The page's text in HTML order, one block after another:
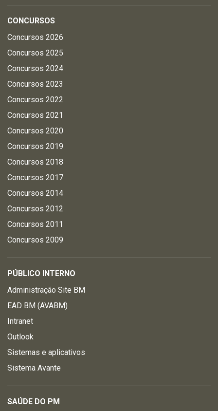
CONCURSOS
Concursos 2026
Concursos 2025
Concursos 2024
Concursos 2023
Concursos 2022
Concursos 2021
Concursos 2020
Concursos 2019
Concursos 2018
Concursos 2017
Concursos 2014
Concursos 2012
Concursos 2011
Concursos 2009
PÚBLICO INTERNO
Administração Site BM
EAD BM (AVABM)
Intranet
Outlook
Sistemas e aplicativos
Sistema Avante
SAÚDE DO PM